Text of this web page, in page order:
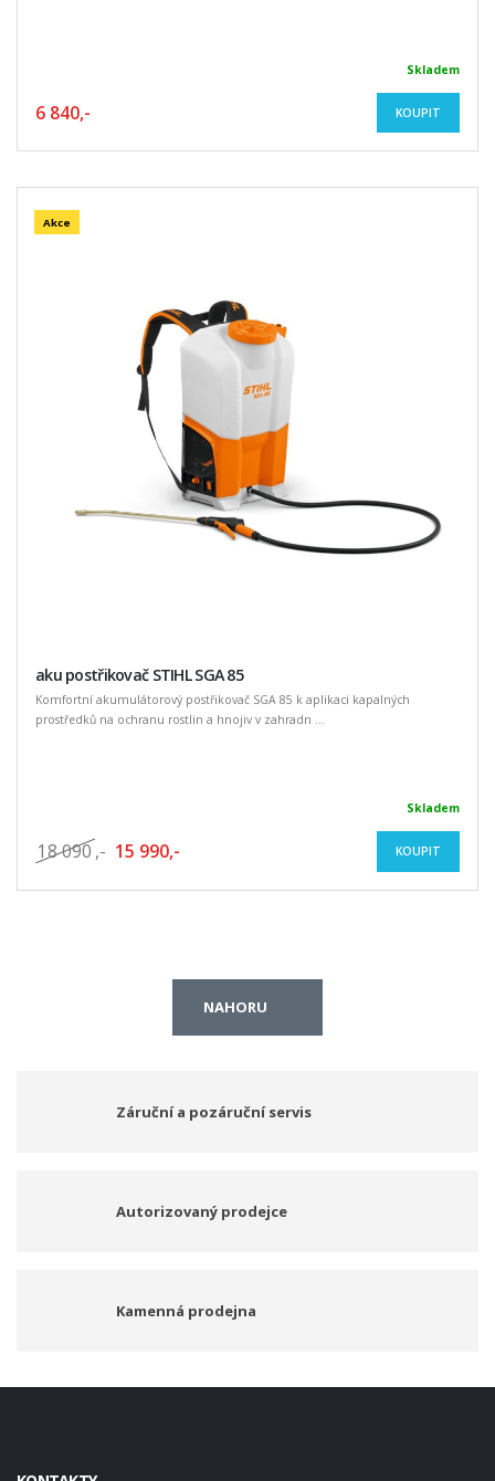
Skladem
6 840,- KOUPIT
Akce
aku postřikovač STIHL SGA 85
Komfortní akumulátorový postřikovač SGA 85 k aplikaci kapalných
prostředků na ochranu rostlin a hnojiv v zahradn ...
Skladem
18 090 ,- 15 990,- KOUPIT
NAHORU
Záruční a pozáruční servis
Autorizovaný prodejce
Kamenná prodejna